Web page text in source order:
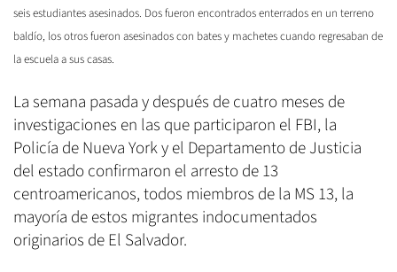
seis estudiantes asesinados. Dos fueron encontrados enterrados en un terreno
baldío, los otros fueron asesinados con bates y machetes cuando regresaban de
la escuela a sus casas.
La semana pasada y después de cuatro meses de
investigaciones en las que participaron el FBI, la
Policía de Nueva York y el Departamento de Justicia
del estado confirmaron el arresto de 13
centroamericanos, todos miembros de la MS 13, la
mayoría de estos migrantes indocumentados
originarios de El Salvador.